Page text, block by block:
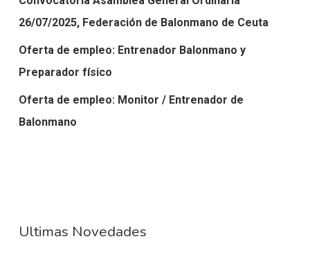
26/07/2025, Federación de Balonmano de Ceuta
Oferta de empleo: Entrenador Balonmano y
Preparador físico
Oferta de empleo: Monitor / Entrenador de
Balonmano
Ultimas Novedades